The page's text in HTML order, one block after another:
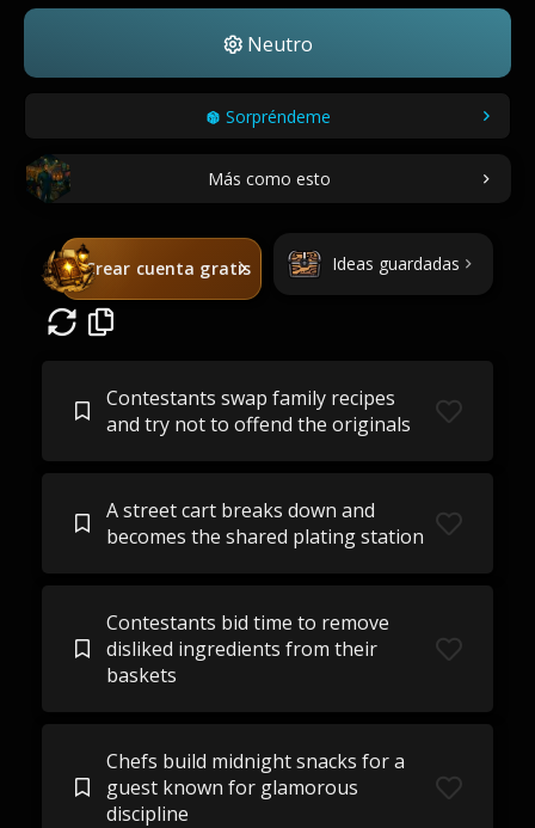
Neutro
Sorpréndeme
Más como esto
Crear cuenta gratis Ideas guardadas
Contestants swap family recipes
and try not to offend the originals
A street cart breaks down and
becomes the shared plating station
Contestants bid time to remove
disliked ingredients from their
baskets
Chefs build midnight snacks for a
guest known for glamorous
discipline